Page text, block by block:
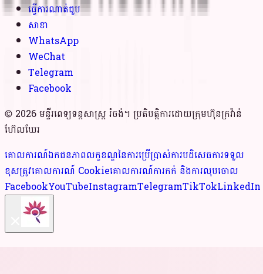
ធ្វើការណាត់ជួប
សាខា
WhatsApp
WeChat
Telegram
Facebook
© 2026 មន្ទីរពេទ្យទន្តសាស្ត្រ រំចង់។ ប្រតិបត្តិការដោយក្រុមហ៊ុនក្រវ៉ាន់
ហ៊ែលឃែរ
គោលការណ៍ឯកជនភាពលក្ខខណ្ឌនៃការប្រើប្រាស់ការបដិសេធការទទួល
ខុសត្រូវគោលការណ៍ Cookieគោលការណ៍ការកក់ និងការលុបចោល
FacebookYouTubeInstagramTelegramTikTokLinkedIn